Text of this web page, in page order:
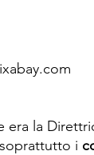
era la
i